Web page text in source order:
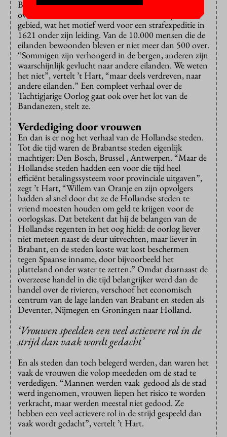
Bandanezen. Volgens Jan Pieterszoon Coen
overtraden de eilanders een overeenkomst op dat
gebied, wat het motief werd voor een strafexpeditie in
1621 onder zijn leiding. Van de 10.000 mensen die de
eilanden bewoonden bleven er niet meer dan 500 over.
“Sommigen zijn verhongerd in de bergen, anderen zijn
waarschijnlijk gevlucht naar andere eilanden. We weten
het niet”, vertelt ’t Hart, “maar deels verdreven, naar
andere eilanden.” Een compleet verhaal over de
Tachtigjarige Oorlog gaat ook over het lot van de
Bandanezen, stelt ze.
Verdediging door vrouwen
En dan is er nog het verhaal van de Hollandse steden.
Tot die tijd waren de Brabantse steden eigenlijk
machtiger: Den Bosch, Brussel , Antwerpen. “Maar de
Hollandse steden hadden een voor die tijd heel
efficiënt betalingssysteem voor provinciale uitgaven”,
zegt ’t Hart, “Willem van Oranje en zijn opvolgers
hadden al snel door dat ze de Hollandse steden te
vriend moesten houden om geld te krijgen voor de
oorlogskas. Dat betekent dat hij de belangen van de
Hollandse regenten in het oog hield: de oorlog liever
niet meteen naast de deur uitvechten, maar liever in
Brabant, en de steden koste wat kost beschermen
tegen Spaanse inname, door bijvoorbeeld het
platteland onder water te zetten.” Omdat daarnaast de
overzeese handel in die tijd belangrijker werd dan de
handel over de rivieren, verschoof het economisch
centrum van de lage landen van Brabant en steden als
Deventer, Nijmegen en Groningen naar Holland.
‘Vrouwen speelden een veel actievere rol in de
strijd dan vaak wordt gedacht’
En als steden dan toch belegerd werden, dan waren het
vaak de vrouwen die volop meededen om de stad te
verdedigen. “Mannen werden vaak gedood als de stad
werd ingenomen, vrouwen liepen het risico te worden
verkracht, maar werden meestal niet gedood. Ze
hebben een veel actievere rol in de strijd gespeeld dan
vaak wordt gedacht”, vertelt ’t Hart.